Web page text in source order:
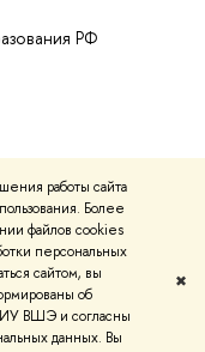
работы сайта
Более
файлов cookies
персональных
сайтом, вы
об
ВШЭ и согласны
данных. Вы
✖
РФ
Условия